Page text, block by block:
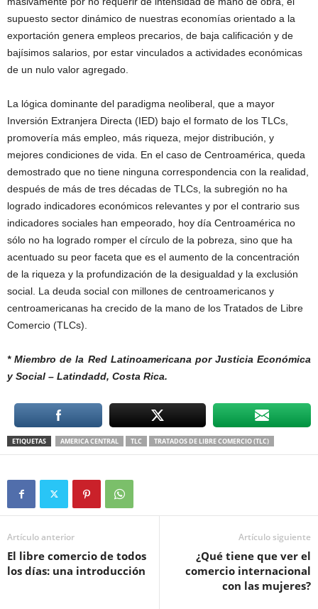
supuesto sector dinámico de nuestras economías orientado a la
exportación genera empleos precarios, de baja calificación y de
bajísimos salarios, por estar vinculados a actividades económicas
de un nulo valor agregado.
La lógica dominante del paradigma neoliberal, que a mayor
Inversión Extranjera Directa (IED) bajo el formato de los TLCs,
promovería más empleo, más riqueza, mejor distribución, y
mejores condiciones de vida. En el caso de Centroamérica, queda
demostrado que no tiene ninguna correspondencia con la realidad,
después de más de tres décadas de TLCs, la subregión no ha
logrado indicadores económicos relevantes y por el contrario sus
indicadores sociales han empeorado, hoy día Centroamérica no
sólo no ha logrado romper el círculo de la pobreza, sino que ha
acentuado su peor faceta que es el aumento de la concentración
de la riqueza y la profundización de la desigualdad y la exclusión
social. La deuda social con millones de centroamericanos y
centroamericanas ha crecido de la mano de los Tratados de Libre
Comercio (TLCs).
* Miembro de la Red Latinoamericana por Justicia Económica
y Social – Latindadd, Costa Rica.
ETIQUETAS AMERICA CENTRAL TLC TRATADOS DE LIBRE COMERCIO (TLC)
Artículo anterior
El libre comercio de todos
los días: una introducción
Artículo siguiente
¿Qué tiene que ver el
comercio internacional
con las mujeres?